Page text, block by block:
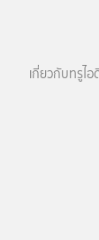
เกี่ยวกับทรูไอ